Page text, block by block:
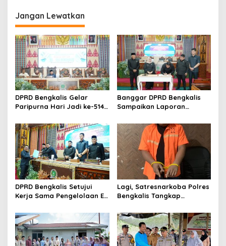
g
a
s
i
p
o
s
Jangan Lewatkan
DPRD Bengkalis Gelar
Paripurna Hari Jadi ke-514
Semangat Membangun
Negeri Junjungan.
Banggar DPRD Bengkalis
Sampaikan Laporan
Pertanggungjawaban
Pelaksanaan APBD Tahun
Anggaran 2025
DPRD Bengkalis Setujui
Kerja Sama Pengelolaan E-
Sungai Selari.
Lagi, Satresnarkoba Polres
Bengkalis Tangkap
Air